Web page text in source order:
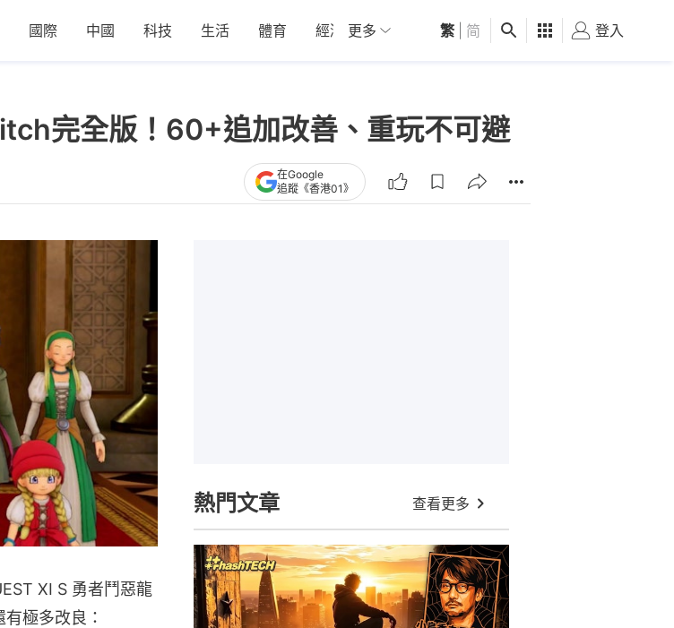
國際 中國 科技 生活 體育 經濟 01深圳 觀點 健康 好食玩飛
更多 繁 简 登入
完全版！60+追加改善、重玩不可避
在Google
追蹤《香港01》
XI S 勇者鬥惡龍
極多改良：
熱門文章 查看更多